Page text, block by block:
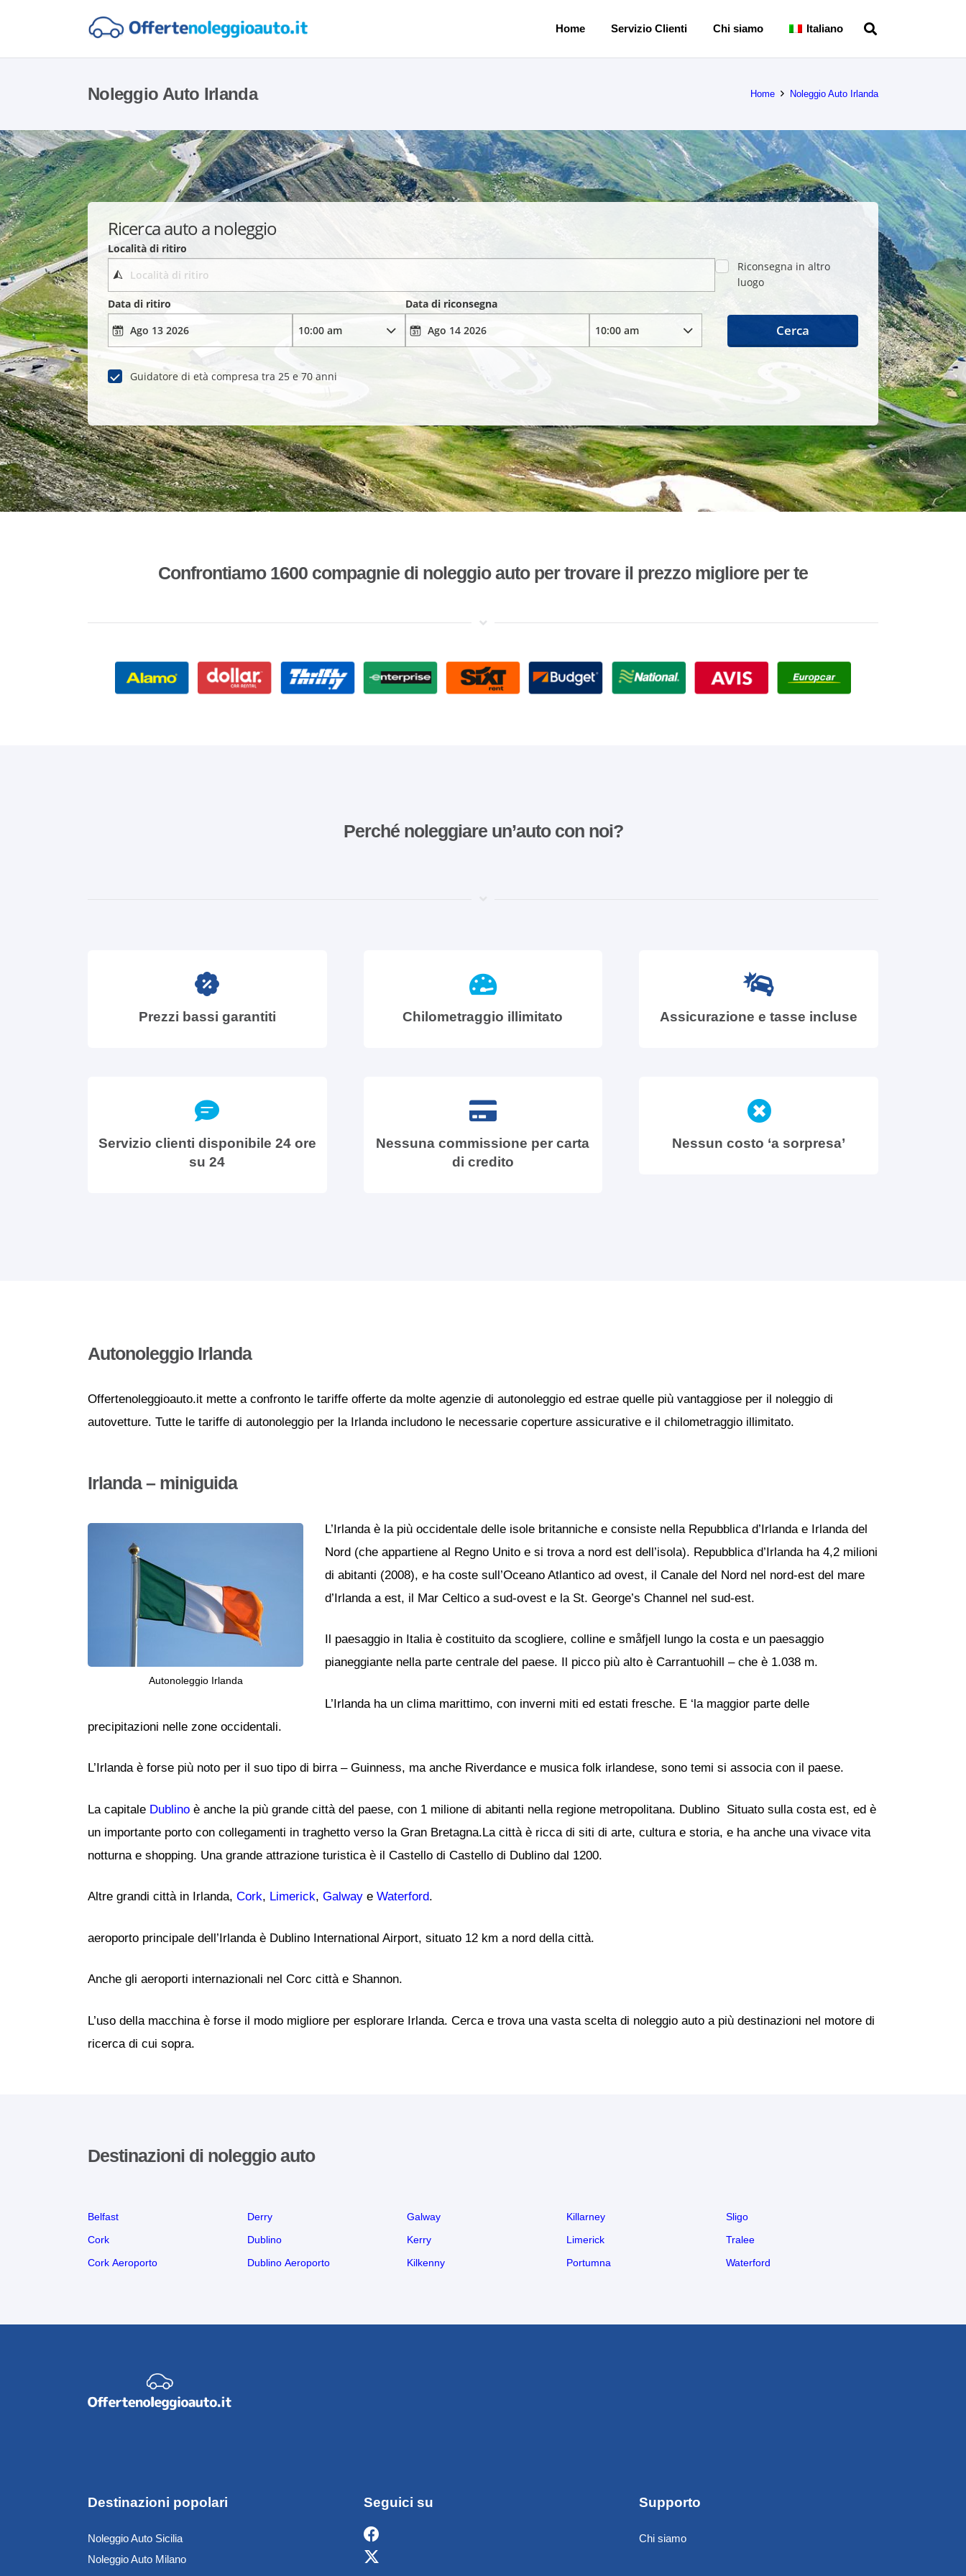
Home Servizio Clienti Chi siamo Italiano
Noleggio Auto Irlanda Home Noleggio Auto Irlanda
Ricerca auto a noleggio
Località di ritiro
Riconsegna in altro
luogo
Data di ritiro
Data di riconsegna
Guidatore di età compresa tra 25 e 70 anni
Cerca
Confrontiamo 1600 compagnie di noleggio auto per trovare il prezzo migliore per te
Perché noleggiare un’auto con noi?
Prezzi bassi garantiti Chilometraggio illimitato Assicurazione e tasse incluse
Servizio clienti disponibile 24 ore
su 24
Nessuna commissione per carta
di credito
Nessun costo ‘a sorpresa’
Autonoleggio Irlanda
Offertenoleggioauto.it mette a confronto le tariffe offerte da molte agenzie di autonoleggio ed estrae quelle più vantaggiose per il noleggio di
autovetture. Tutte le tariffe di autonoleggio per la Irlanda includono le necessarie coperture assicurative e il chilometraggio illimitato.
Irlanda – miniguida
Autonoleggio Irlanda
L’Irlanda è la più occidentale delle isole britanniche e consiste nella Repubblica d’Irlanda e Irlanda del
Nord (che appartiene al Regno Unito e si trova a nord est dell’isola). Repubblica d’Irlanda ha 4,2 milioni
di abitanti (2008), e ha coste sull’Oceano Atlantico ad ovest, il Canale del Nord nel nord-est del mare
d’Irlanda a est, il Mar Celtico a sud-ovest e la St. George’s Channel nel sud-est.
Il paesaggio in Italia è costituito da scogliere, colline e småfjell lungo la costa e un paesaggio
pianeggiante nella parte centrale del paese. Il picco più alto è Carrantuohill – che è 1.038 m.
L’Irlanda ha un clima marittimo, con inverni miti ed estati fresche. E ‘la maggior parte delle
precipitazioni nelle zone occidentali.
L’Irlanda è forse più noto per il suo tipo di birra – Guinness, ma anche Riverdance e musica folk irlandese, sono temi si associa con il paese.
La capitale Dublino è anche la più grande città del paese, con 1 milione di abitanti nella regione metropolitana. Dublino Situato sulla costa est, ed è
un importante porto con collegamenti in traghetto verso la Gran Bretagna.La città è ricca di siti di arte, cultura e storia, e ha anche una vivace vita
notturna e shopping. Una grande attrazione turistica è il Castello di Castello di Dublino dal 1200.
Altre grandi città in Irlanda, Cork, Limerick, Galway e Waterford.
aeroporto principale dell’Irlanda è Dublino International Airport, situato 12 km a nord della città.
Anche gli aeroporti internazionali nel Corc città e Shannon.
L’uso della macchina è forse il modo migliore per esplorare Irlanda. Cerca e trova una vasta scelta di noleggio auto a più destinazioni nel motore di
ricerca di cui sopra.
Destinazioni di noleggio auto
Belfast
Cork
Cork Aeroporto
Derry
Dublino
Dublino Aeroporto
Galway
Kerry
Kilkenny
Killarney
Limerick
Portumna
Sligo
Tralee
Waterford
Destinazioni popolari
Noleggio Auto Sicilia
Noleggio Auto Milano
Seguici su Supporto
Chi siamo